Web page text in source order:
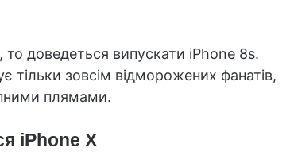
доведеться випускати iPhone 8s.
зовсім відморожених фанатів,
плямами.
iPhone X